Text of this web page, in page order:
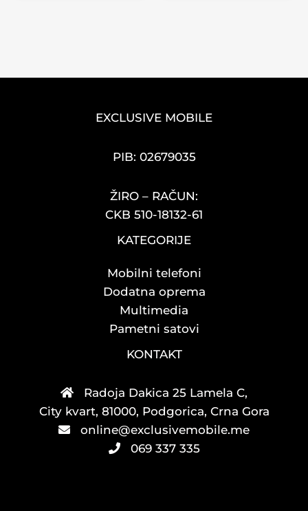
EXCLUSIVE MOBILE
PIB: 02679035
ŽIRO – RAČUN:
CKB 510-18132-61
KATEGORIJE
Mobilni telefoni
Dodatna oprema
Multimedia
Pametni satovi
KONTAKT
Radoja Dakica 25 Lamela C,
City kvart, 81000, Podgorica, Crna Gora
online@exclusivemobile.me
069 337 335